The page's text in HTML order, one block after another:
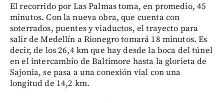
El recorrido por Las Palmas toma, en promedio, 45
minutos. Con la nueva obra, que cuenta con
soterrados, puentes y viaductos, el trayecto para
salir de Medellín a Rionegro tomará 18 minutos. Es
decir, de los 26,4 km que hay desde la boca del túnel
en el intercambio de Baltimore hasta la glorieta de
Sajonia, se pasa a una conexión vial con una
longitud de 14,2 km.